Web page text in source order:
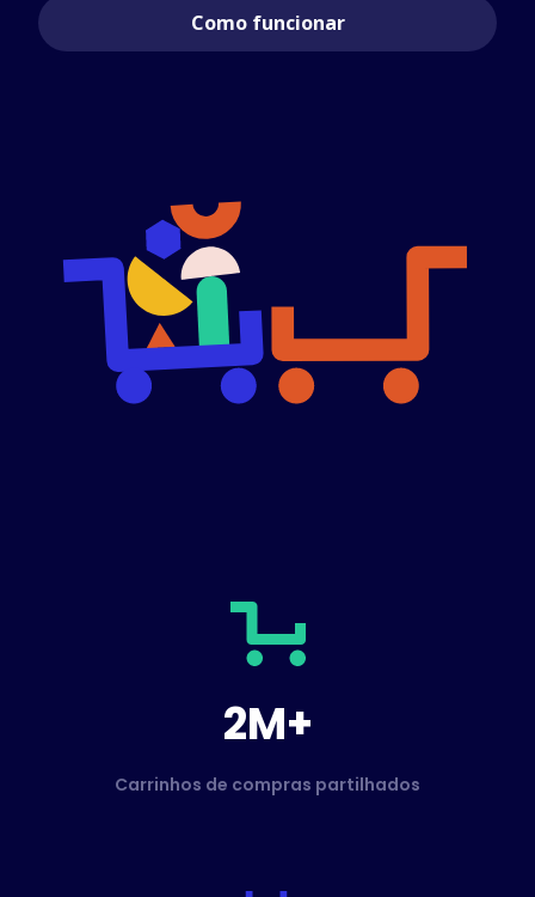
Como funcionar
2M+
Carrinhos de compras partilhados